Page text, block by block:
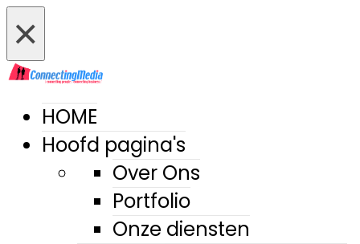
×
HOME
Hoofd pagina's
Over Ons
Portfolio
Onze diensten